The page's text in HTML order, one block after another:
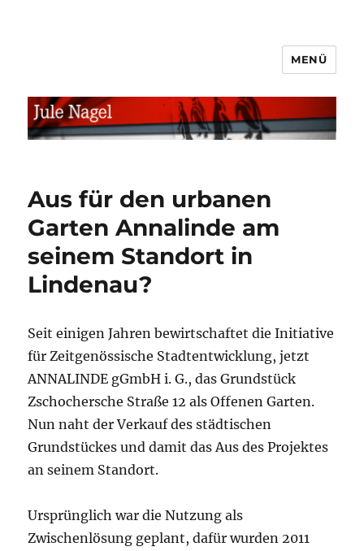
MENÜ
Aus für den urbanen
Garten Annalinde am
seinem Standort in
Lindenau?
Seit einigen Jahren bewirtschaftet die Initiative
für Zeitgenössische Stadtentwicklung, jetzt
ANNALINDE gGmbH i. G., das Grundstück
Zschochersche Straße 12 als Offenen Garten.
Nun naht der Verkauf des städtischen
Grundstückes und damit das Aus des Projektes
an seinem Standort.
Ursprünglich war die Nutzung als
Zwischenlösung geplant, dafür wurden 2011